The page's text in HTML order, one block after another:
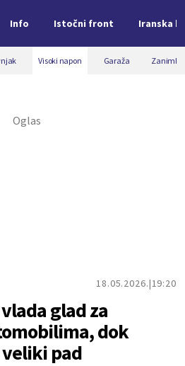
Info Istočni front Iranska
Visoki napon Garaža
18.05.2026. 19:20
glad za
dok
pad